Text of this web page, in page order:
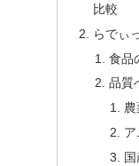
比較
らでぃ
食品
品質